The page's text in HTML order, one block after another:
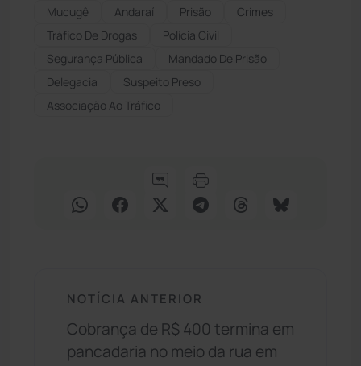
Mucugê
Andaraí Prisão
Crimes
Tráfico De Drogas
Polícia Civil
Segurança Pública
Mandado De Prisão
Delegacia
Suspeito Preso
Associação Ao Tráfico
NOTÍCIA ANTERIOR
Cobrança de R$ 400 termina em
pancadaria no meio da rua em